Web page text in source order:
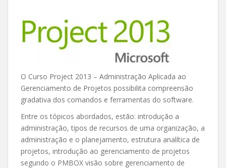
O Curso Project 2013 – Administração Aplicada ao
Gerenciamento de Projetos possibilita compreensão
gradativa dos comandos e ferramentas do software.
Entre os tópicos abordados, estão: introdução a
administração, tipos de recursos de uma organização, a
administração e o planejamento, estrutura analítica de
projetos, introdução ao gerenciamento de projetos
segundo o PMBOX visão sobre gerenciamento de